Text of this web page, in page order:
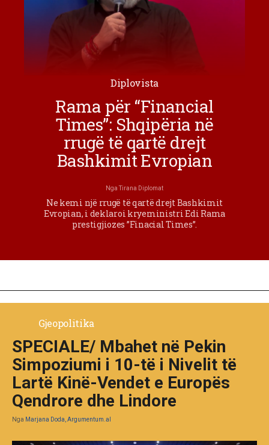
Diplovista
Rama për “Financial
Times”: Shqipëria në
rrugë të qartë drejt
Bashkimit Evropian
Nga Tirana Diplomat
Ne kemi një rrugë të qartë drejt Bashkimit
Evropian, i deklaroi kryeministri Edi Rama
prestigjiozes ”Finacial Times”.
Gjeopolitika
SPECIALE/ Mbahet në Pekin
Simpoziumi i 10-të i Nivelit të
Lartë Kinë-Vendet e Europës
Qendrore dhe Lindore
Nga Marjana Doda, Argumentum.al